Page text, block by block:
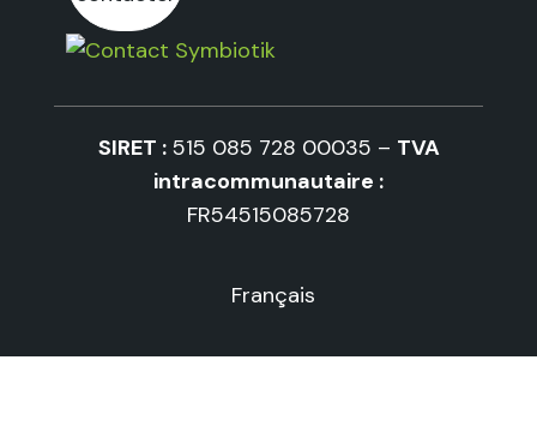
SIRET :515 085 728 00035 – TVA
intracommunautaire :
FR54515085728
Français